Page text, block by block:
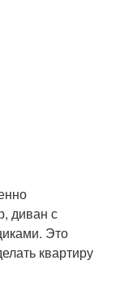
диван с
Это
квартиру